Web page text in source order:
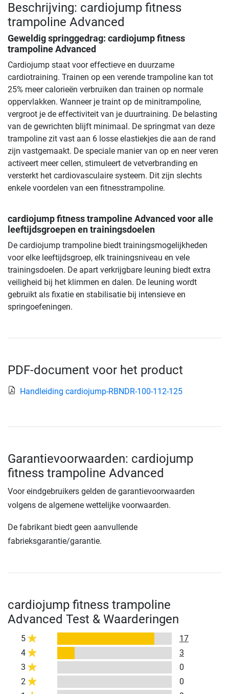
Beschrijving: cardiojump fitness
trampoline Advanced
Geweldig springgedrag: cardiojump fitness
trampoline Advanced
Cardiojump staat voor effectieve en duurzame
cardiotraining. Trainen op een verende trampoline kan tot
25% meer calorieën verbruiken dan trainen op normale
oppervlakken. Wanneer je traint op de minitrampoline,
vergroot je de effectiviteit van je duurtraining. De belasting
van de gewrichten blijft minimaal. De springmat van deze
trampoline zit vast aan 6 losse elastiekjes die aan de rand
zijn vastgemaakt. De speciale manier van op en neer veren
activeert meer cellen, stimuleert de vetverbranding en
versterkt het cardiovasculaire systeem. Dit zijn slechts
enkele voordelen van een fitnesstrampoline.
cardiojump fitness trampoline Advanced voor alle
leeftijdsgroepen en trainingsdoelen
De cardiojump trampoline biedt trainingsmogelijkheden
voor elke leeftijdsgroep, elk trainingsniveau en vele
trainingsdoelen. De apart verkrijgbare leuning biedt extra
veiligheid bij het klimmen en dalen. De leuning wordt
gebruikt als fixatie en stabilisatie bij intensieve en
springoefeningen.
PDF-document voor het product
Handleiding cardiojump-RBNDR-100-112-125
Garantievoorwaarden: cardiojump
fitness trampoline Advanced
Voor eindgebruikers gelden de garantievoorwaarden
volgens de algemene wettelijke voorwaarden.
De fabrikant biedt geen aanvullende
fabrieksgarantie/garantie.
cardiojump fitness trampoline
Advanced Test & Waarderingen
5
17
4
3
3
0
2
0